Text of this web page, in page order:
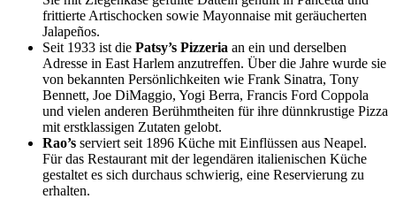
frittierte Artischocken sowie Mayonnaise mit geräucherten
Jalapeños.
Seit 1933 ist die Patsy’s Pizzeria an ein und derselben
Adresse in East Harlem anzutreffen. Über die Jahre wurde sie
von bekannten Persönlichkeiten wie Frank Sinatra, Tony
Bennett, Joe DiMaggio, Yogi Berra, Francis Ford Coppola
und vielen anderen Berühmtheiten für ihre dünnkrustige Pizza
mit erstklassigen Zutaten gelobt.
Rao’s serviert seit 1896 Küche mit Einflüssen aus Neapel.
Für das Restaurant mit der legendären italienischen Küche
gestaltet es sich durchaus schwierig, eine Reservierung zu
erhalten.